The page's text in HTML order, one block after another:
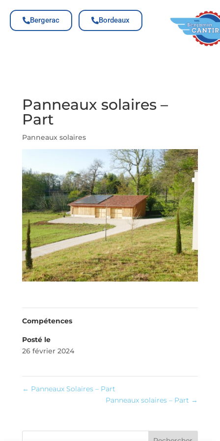
Bergerac Bordeaux
Panneaux solaires –
Part
Panneaux solaires
Compétences
Posté le
26 février 2024
← Panneaux Solaires – Part
Panneaux solaires – Part →